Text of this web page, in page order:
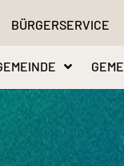
BÜRGERSERVICE